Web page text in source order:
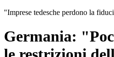
"Imprese tedesche perdono la
Germania: